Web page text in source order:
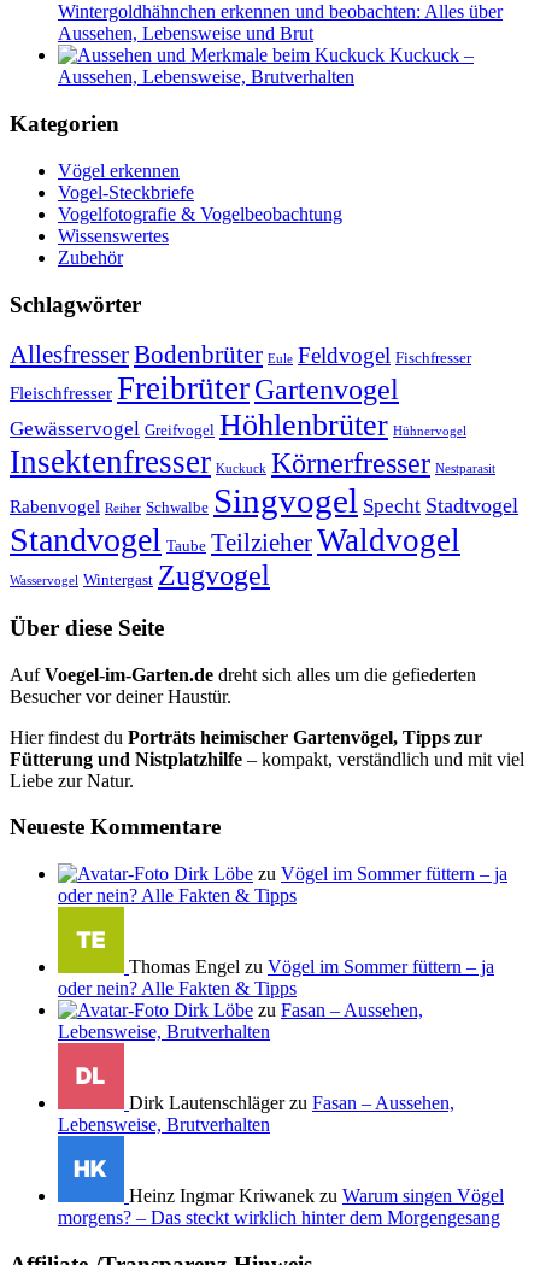
Wintergoldhähnchen erkennen und beobachten: Alles über
Aussehen, Lebensweise und Brut
Kuckuck –
Aussehen, Lebensweise, Brutverhalten
Kategorien
Vögel erkennen
Vogel-Steckbriefe
Vogelfotografie & Vogelbeobachtung
Wissenswertes
Zubehör
Schlagwörter
AllesfresserBodenbrüter Eule Feldvogel Fischfresser
Fleischfresser FreibrüterGartenvogel
Gewässervogel Greifvogel Höhlenbrüter Hühnervogel
Insektenfresser Kuckuck Körnerfresser Nestparasit
Rabenvogel Reiher Schwalbe Singvogel Specht Stadtvogel
Standvogel Taube TeilzieherWaldvogel
Wasservogel Wintergast Zugvogel
Über diese Seite
AufVoegel-im-Garten.de dreht sich alles um die gefiederten
Besucher vor deiner Haustür.
Hier findest du Porträts heimischer Gartenvögel, Tipps zur
Fütterung und Nistplatzhilfe – kompakt, verständlich und mit viel
Liebe zur Natur.
Neueste Kommentare
Dirk Löbe zu Vögel im Sommer füttern – ja
oder nein? Alle Fakten & Tipps
Thomas Engel zu Vögel im Sommer füttern – ja
oder nein? Alle Fakten & Tipps
Dirk Löbe zu Fasan – Aussehen,
Lebensweise, Brutverhalten
Dirk Lautenschläger zu Fasan – Aussehen,
Lebensweise, Brutverhalten
Heinz Ingmar Kriwanek zu Warum singen Vögel
morgens? – Das steckt wirklich hinter dem Morgengesang